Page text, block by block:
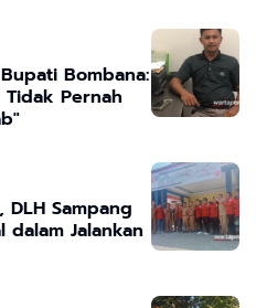
Bombana:
Tidak Pernah
DLH Sampang
Jalankan